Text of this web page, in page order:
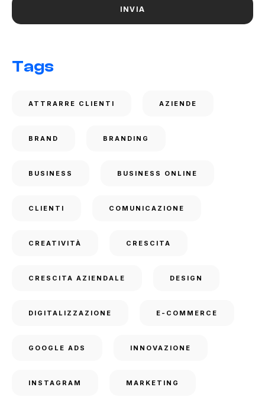
Tags
ATTRARRE CLIENTI AZIENDE
BRAND BRANDING
BUSINESS BUSINESS ONLINE
CLIENTI COMUNICAZIONE
CREATIVITÀ CRESCITA
CRESCITA AZIENDALE DESIGN
DIGITALIZZAZIONE E-COMMERCE
GOOGLE ADS INNOVAZIONE
INSTAGRAM MARKETING